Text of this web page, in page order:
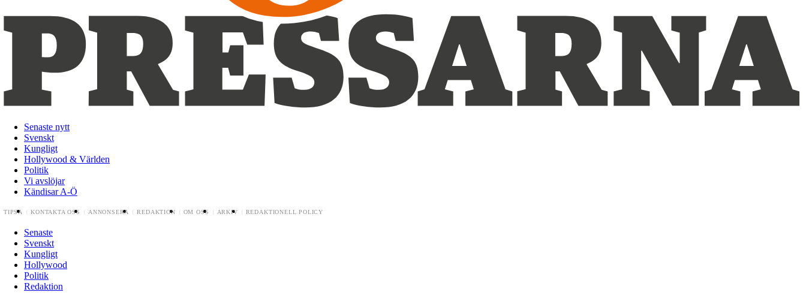
Senaste nytt
Svenskt
Kungligt
Hollywood & Världen
Politik
Vi avslöjar
Kändisar A-Ö
TIPSA KONTAKTA OSS ANNONSERA REDAKTION OM OSS ARKIV REDAKTIONELL POLICY
Senaste
Svenskt
Kungligt
Hollywood
Politik
Redaktion